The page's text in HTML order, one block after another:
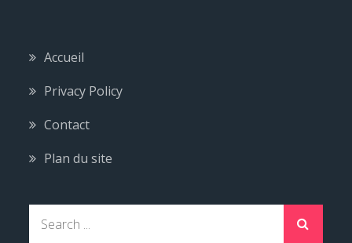
Accueil
Privacy Policy
Contact
Plan du site